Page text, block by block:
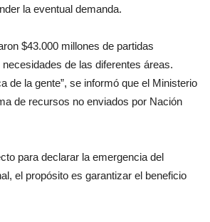
la eventual demanda.
$43.000 millones de partidas
de las diferentes áreas.
de la gente”, se informó que el Ministerio
de recursos no enviados por Nación
para declarar la emergencia del
el propósito es garantizar el beneficio